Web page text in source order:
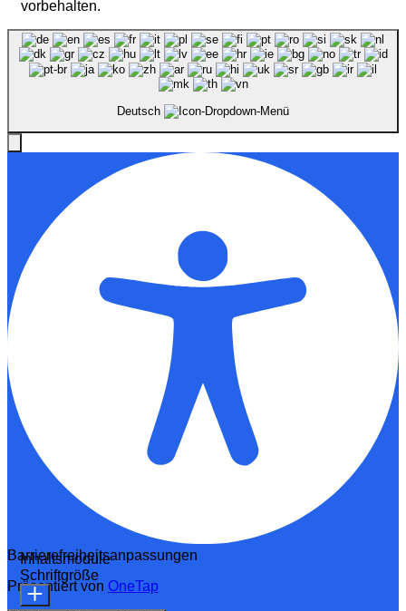
vorbehalten.
Deutsch
Barrierefreiheitsanpassungen
Präsentiert von OneTap
Inhaltsmodule
Schriftgröße